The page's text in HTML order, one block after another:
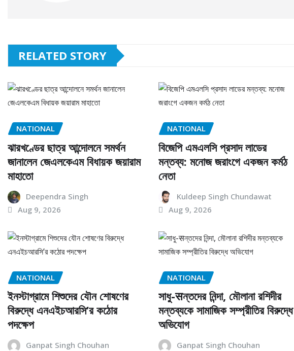
RELATED STORY
NATIONAL
ঝারখণ্ডের ছাত্র আন্দোলনে সমর্থন
জানালেন জেএলকেএম বিধায়ক জয়ারাম
মাহাতো
Deependra Singh
Aug 9, 2026
NATIONAL
বিজেপি এমএলসি প্রসাদ লাডের
মন্তব্য: মনোজ জরাংগে একজন কর্মঠ
নেতা
Kuldeep Singh Chundawat
Aug 9, 2026
NATIONAL
ইনস্টাগ্রামে শিশুদের যৌন শোষণের
বিরুদ্ধে এনএইচআরসি’র কঠোর
পদক্ষেপ
Ganpat Singh Chouhan
NATIONAL
সাধু-सন্তদের নিন্দা, মৌলানা রশিদীর
মন্তব্যকে সামাজিক সম্প্রীতির বিরুদ্ধে
অভিযোগ
Ganpat Singh Chouhan